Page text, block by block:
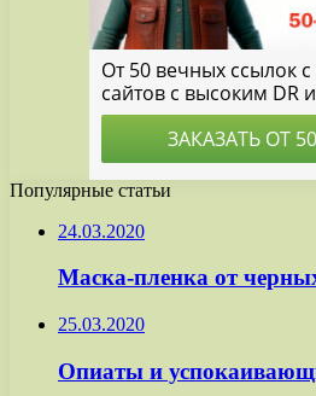
Популярные статьи
24.03.2020
Маска-пленка от
25.03.2020
Опиаты и